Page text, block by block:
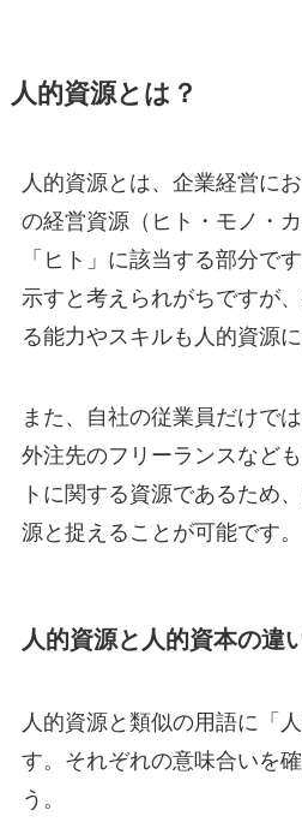
人的資源とは？
人的資源とは、企業経営に
の経営資源（ヒト・モノ・
「ヒト」に該当する部分で
示すと考えられがちですが
る能力やスキルも人的資源
また、自社の従業員だけで
外注先のフリーランスなど
トに関する資源であるため
源と捉えることが可能です。
人的資源と人的資本の違
人的資源と類似の用語に「
す。それぞれの意味合いを
う。